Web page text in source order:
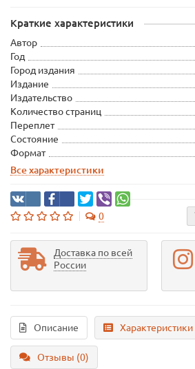
Краткие характеристики
Автор
Год
Город издания
Издание
Издательство
Количество страниц
Переплет
Состояние
Формат
Все характеристики
0
Доставка по всей
России
Описание Характеристики
Отзывы (0)